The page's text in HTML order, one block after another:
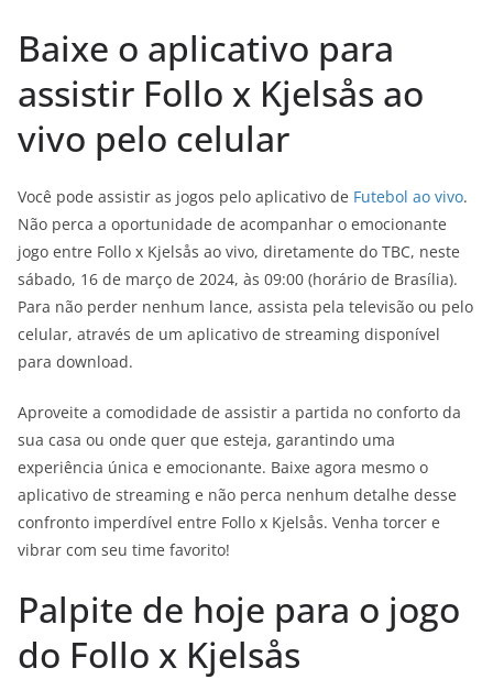
Baixe o aplicativo para
assistir Follo x Kjelsås ao
vivo pelo celular
Você pode assistir as jogos pelo aplicativo de Futebol ao vivo.
Não perca a oportunidade de acompanhar o emocionante
jogo entre Follo x Kjelsås ao vivo, diretamente do TBC, neste
sábado, 16 de março de 2024, às 09:00 (horário de Brasília).
Para não perder nenhum lance, assista pela televisão ou pelo
celular, através de um aplicativo de streaming disponível
para download.
Aproveite a comodidade de assistir a partida no conforto da
sua casa ou onde quer que esteja, garantindo uma
experiência única e emocionante. Baixe agora mesmo o
aplicativo de streaming e não perca nenhum detalhe desse
confronto imperdível entre Follo x Kjelsås. Venha torcer e
vibrar com seu time favorito!
Palpite de hoje para o jogo
do Follo x Kjelsås